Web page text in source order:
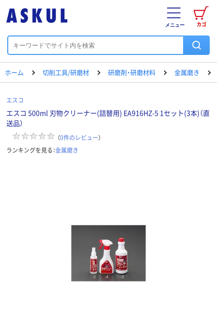
カゴ
メニュー
ホーム 切削工具/研磨材 研磨剤・研磨材料 金属磨き
エスコ
エスコ 500ml 刃物クリーナー(詰替用) EA916HZ-5 1セット(3本)（直
送品）
（0件のレビュー）
ランキングを見る：金属磨き